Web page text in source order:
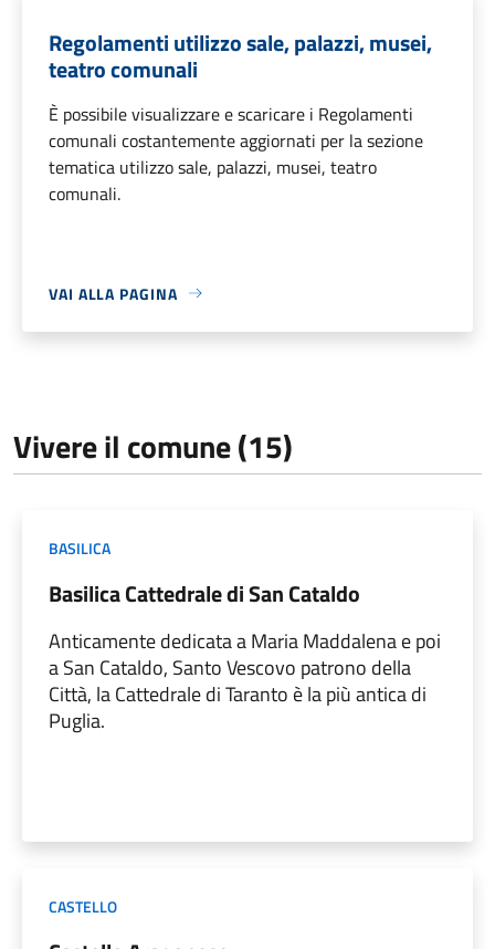
Regolamenti utilizzo sale, palazzi, musei,
teatro comunali
È possibile visualizzare e scaricare i Regolamenti
comunali costantemente aggiornati per la sezione
tematica utilizzo sale, palazzi, musei, teatro
comunali.
VAI ALLA PAGINA
Vivere il comune (15)
BASILICA
Basilica Cattedrale di San Cataldo
Anticamente dedicata a Maria Maddalena e poi
a San Cataldo, Santo Vescovo patrono della
Città, la Cattedrale di Taranto è la più antica di
Puglia.
CASTELLO